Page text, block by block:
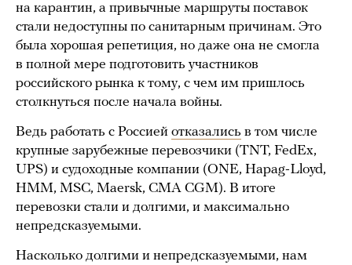
на карантин, а привычные маршруты поставок
стали недоступны по санитарным причинам. Это
была хорошая репетиция, но даже она не смогла
в полной мере подготовить участников
российского рынка к тому, с чем им пришлось
столкнуться после начала войны.
Ведь работать с Россией отказались в том числе
крупные зарубежные перевозчики (TNT, FedEx,
UPS) и судоходные компании (ONE, Hapag-Lloyd,
HMM, MSC, Maersk, CMA CGM). В итоге
перевозки стали и долгими, и максимально
непредсказуемыми.
Насколько долгими и непредсказуемыми, нам